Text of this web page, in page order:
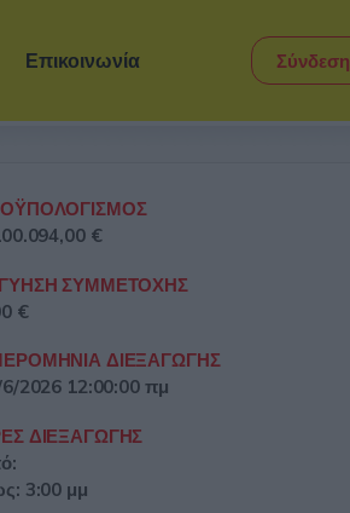
Επικοινωνία Σύνδεση
€
ΣΥΜΜΕΤΟΧΗΣ
€
ΔΙΕΞΑΓΩΓΗΣ
6/2026 12:00:00 πμ
ΔΙΕΞΑΓΩΓΗΣ
3:00 μμ